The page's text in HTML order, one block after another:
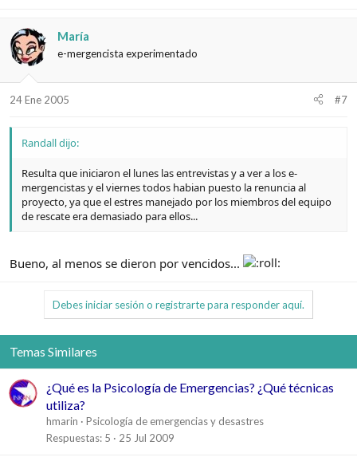
María
e-mergencista experimentado
24 Ene 2005 #7
Randall dijo:
Resulta que iniciaron el lunes las entrevistas y a ver a los e-
mergencistas y el viernes todos habian puesto la renuncia al
proyecto, ya que el estres manejado por los miembros del equipo
de rescate era demasiado para ellos...
Bueno, al menos se dieron por vencidos...
Debes iniciar sesión o registrarte para responder aquí.
Temas Similares
¿Qué es la Psicología de Emergencias? ¿Qué técnicas
utiliza?
hmarin
Psicología de emergencias y desastres
Respuestas 5 25 Jul 2009